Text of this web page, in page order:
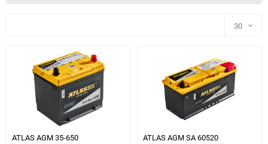
30
30
60
ATLAS AGM 35-650 ATLAS AGM SA 60520